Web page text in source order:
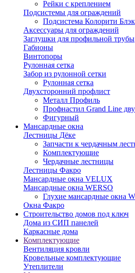
Рейки с креплением
Подсистемы для ограждений
Подсистема Колорити Блэк
Аксессуары для ограждений
Заглушки для профильной трубы
Габионы
Винтопоры
Рулонная сетка
Забор из рулонной сетки
Рулонная сетка
Двухсторонний профлист
Металл Профиль
Профнастил Grand Line
Фигурный
Мансардные окна
Лестницы Дёке
Запчасти к чердачным
Комплектующие
Чердачные лестницы
Лестницы Факро
Мансардные окна VELUX
Мансардные окна WERSO
Глухие мансардные окна
Окна Факро
Строительство домов под ключ
Дома из СИП панелей
Каркасные дома
Комплектующие
Вентиляция кровли
Кровельные комплектующие
Утеплители